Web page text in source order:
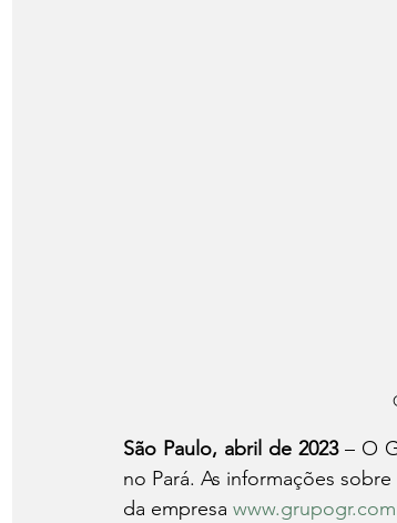
São Paulo, abril de 2023 – O
no Pará. As informações
da empresa